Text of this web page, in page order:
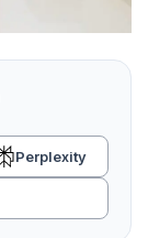
Perplexity